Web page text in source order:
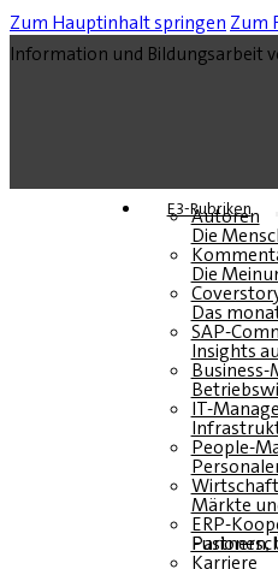
Zum Hauptinhalt springen Zum
Information und Bildungsarbeit
E3-Rubriken
Autoren
Die
Die
Das
SAP-
Insights
IT-
People-
Wirtschaft
Märkte
ERP-
Fusionen, Übernahmen
Karriere